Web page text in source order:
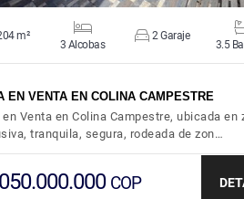
m²
3 Alcobas
2 Garaje
3.5
EN VENTA EN COLINA CAMPESTRE
en Venta en Colina Campestre, ubicada en
tranquila, segura, rodeada de zon…
COP